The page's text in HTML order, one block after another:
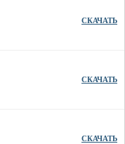
СКАЧАТЬ
СКАЧАТЬ
СКАЧАТЬ